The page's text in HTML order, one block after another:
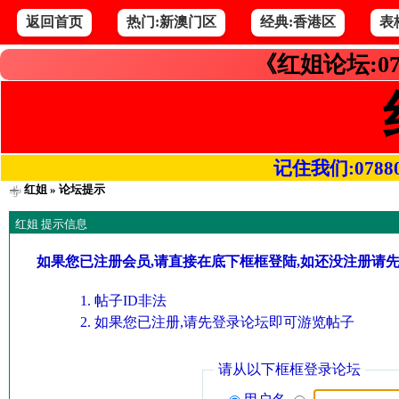
返回首页 热门:新澳门区 经典:香港区 表
《红姐论坛
记住我们
红姐» 论坛提示
红姐 提示信息
如果您已注册会员,请直接在底下框框登陆,如还没注册请
帖子ID非法
如果您已注册,请先登录论坛即可游览帖子
请从以下框框登录论坛